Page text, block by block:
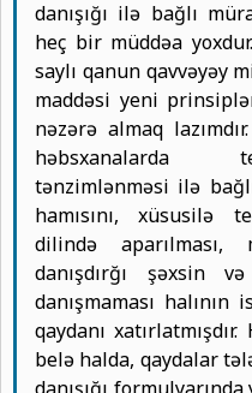
danışığı ilə bağlı
heç bir müddəa
saylı qanun qavvəyəy
maddəsi yeni
nəzərə almaq
həbsxanalarda
tənzimlənməsi ilə
hamısını, xüsusilə
dilində
danışdırğı şəxsin
danışmaması
qaydanı
belə halda, qaydalar